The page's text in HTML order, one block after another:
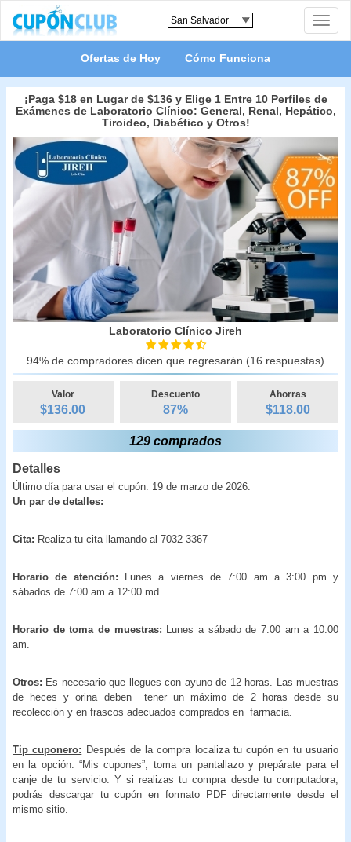
Toggle
Ofertas de Hoy Cómo Funciona
¡Paga $18 en Lugar de $136 y Elige 1 Entre 10 Perfiles de
Exámenes de Laboratorio Clínico: General, Renal, Hepático,
Tiroideo, Diabético y Otros!
Laboratorio Clínico Jireh
94% de compradores dicen que regresarán (16 respuestas)
Valor
$136.00
Descuento
87%
Ahorras
$118.00
129 comprados
Detalles
Último día para usar el cupón: 19 de marzo de 2026.
Un par de detalles:
Cita: Realiza tu cita llamando al 7032-3367
Horario de atención:
Lunes a viernes de 7:00 am a 3:00 pm y
sábados de 7:00 am a 12:00 md.
Horario de toma de muestras:
Lunes a sábado de 7:00 am a 10:00
am.
Otros: Es necesario que llegues con ayuno de 12 horas. Las muestras
de heces y orina deben tener un máximo de 2 horas desde su
recolección y en frascos adecuados comprados en farmacia.
Tip cuponero: Después de la compra localiza tu cupón en tu usuario
en la opción: “Mis cupones”, toma un pantallazo y prepárate para el
canje de tu servicio. Y si realizas tu compra desde tu computadora,
podrás descargar tu cupón en formato PDF directamente desde el
mismo sitio.